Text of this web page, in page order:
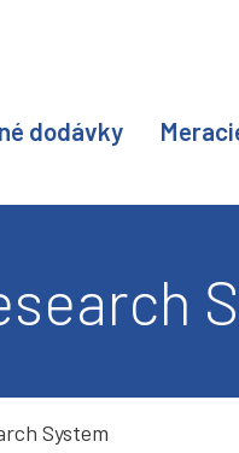
dodávky
System